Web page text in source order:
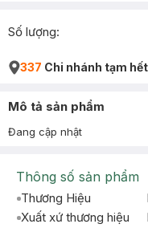
Số lượng:
337 Chi nhánh tạm
Mô tả sản phẩm
Đang cập nhật
Thông số sản phẩm
Thương Hiệu
Xuất xứ thương hiệu